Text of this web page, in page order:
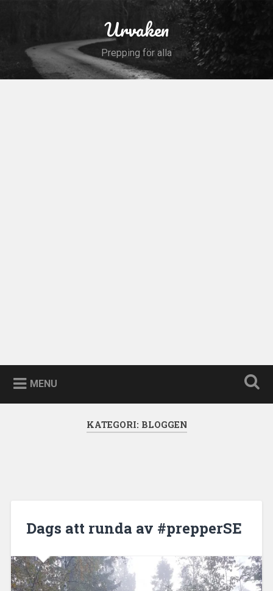
Urvaken
Prepping för alla
MENU
KATEGORI: BLOGGEN
Dags att runda av #prepperSE